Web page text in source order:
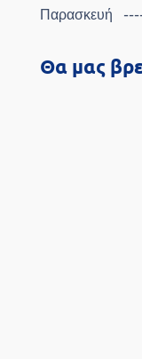
Παρασκευή
Θα μας